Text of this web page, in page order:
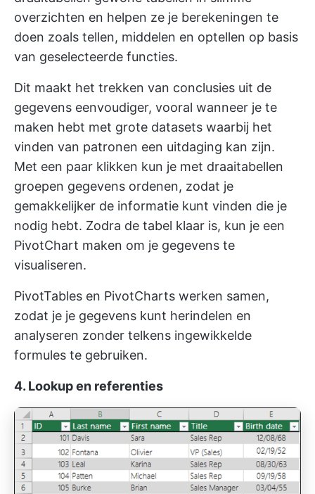
overzichten en helpen ze je berekeningen te
doen zoals tellen, middelen en optellen op basis
van geselecteerde functies.
Dit maakt het trekken van conclusies uit de
gegevens eenvoudiger, vooral wanneer je te
maken hebt met grote datasets waarbij het
vinden van patronen een uitdaging kan zijn.
Met een paar klikken kun je met draaitabellen
groepen gegevens ordenen, zodat je
gemakkelijker de informatie kunt vinden die je
nodig hebt. Zodra de tabel klaar is, kun je een
PivotChart maken om je gegevens te
visualiseren.
PivotTables en PivotCharts werken samen,
zodat je je gegevens kunt herindelen en
analyseren zonder telkens ingewikkelde
formules te gebruiken.
4. Lookup en referenties